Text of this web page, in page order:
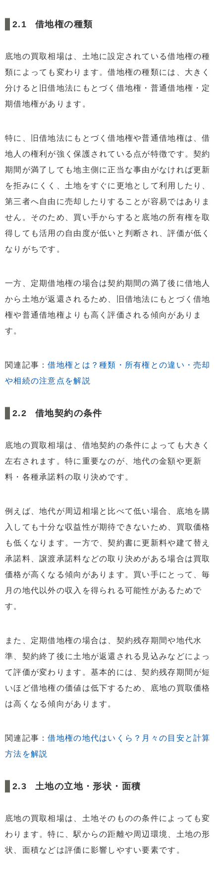
借地権の種類
底地の買取相場は、土地に設定されている借地権の種
類によっても変わります。借地権の種類には、大きく
分けると旧借地法にもとづく借地権・普通借地権・定
期借地権があります。
特に、旧借地法にもとづく借地権や普通借地権は、借
地人の権利が強く保護されている点が特徴です。契約
期間が満了しても地主側に正当な事由がなければ更新
を拒みにくく、土地をすぐに更地として利用したり、
第三者へ自由に売却したりすることが容易ではありま
せん。そのため、買い手からすると底地の所有権を取
得しても活用の自由度が低いと判断され、評価が低く
なりがちです。
一方、定期借地権の場合は契約期間の満了後に借地人
から土地が返還されるため、旧借地法にもとづく借地
権や普通借地権よりも高く評価される傾向がありま
す。
関連記事：借地権とは？種類・所有権との違い・売却
や相続の注意点を解説
借地契約の条件
底地の買取相場は、借地契約の条件によっても大きく
左右されます。特に重要なのが、地代の金額や更新
料・各種承諾料の取り決めです。
例えば、地代が周辺相場と比べて低い場合、底地を購
入しても十分な収益性が期待できないため、買取価格
も低くなります。一方で、契約書に更新料や建て替え
承諾料、譲渡承諾料などの取り決めがある場合は買取
価格が高くなる傾向があります。買い手にとって、毎
月の地代以外の収入を得られる可能性があるためで
す。
また、定期借地権の場合は、契約残存期間や地代水
準、契約終了後に土地が返還される見込みなどによっ
て評価が変わります。基本的には、契約残存期間が短
いほど借地権の価値は低下するため、底地の買取価格
は高くなる傾向があります。
関連記事：借地権の地代はいくら？月々の目安と計算
方法を解説
土地の立地・形状・面積
底地の買取相場は、土地そのものの条件によっても変
わります。特に、駅からの距離や周辺環境、土地の形
状、面積などは評価に影響しやすい要素です。